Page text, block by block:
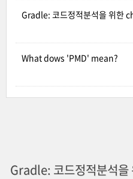
Gradle: 코드정적분석을 위한
What dows 'PMD' mean?
Gradle: 코드정적분석